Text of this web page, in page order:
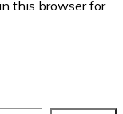
this browser for